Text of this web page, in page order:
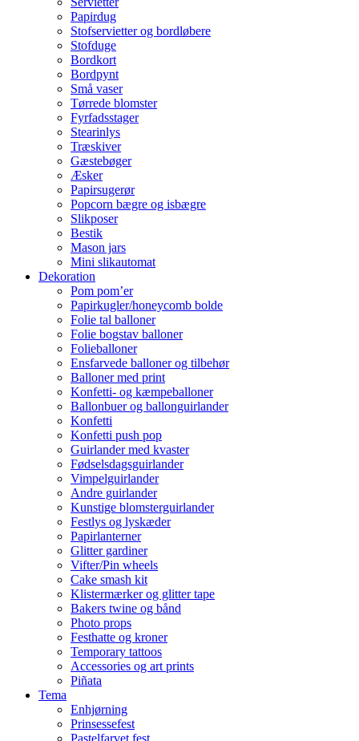
Papirdug
Stofservietter og bordløbere
Stofduge
Bordkort
Bordpynt
Små vaser
Tørrede blomster
Fyrfadsstager
Stearinlys
Træskiver
Gæstebøger
Æsker
Papirsugerør
Popcorn bægre og isbægre
Slikposer
Bestik
Mason jars
Mini slikautomat
Dekoration
Pom pom’er
Papirkugler/honeycomb bolde
Folie tal balloner
Folie bogstav balloner
Folieballoner
Ensfarvede balloner og tilbehør
Balloner med print
Konfetti- og kæmpeballoner
Ballonbuer og ballonguirlander
Konfetti
Konfetti push pop
Guirlander med kvaster
Fødselsdagsguirlander
Vimpelguirlander
Andre guirlander
Kunstige blomsterguirlander
Festlys og lyskæder
Papirlanterner
Glitter gardiner
Vifter/Pin wheels
Cake smash kit
Klistermærker og glitter tape
Bakers twine og bånd
Photo props
Festhatte og kroner
Temporary tattoos
Accessories og art prints
Piñata
Tema
Enhjørning
Prinsessefest